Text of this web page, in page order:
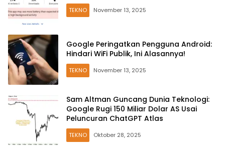
TEKNO November 13, 2025
Google Peringatkan Pengguna Android:
Hindari WiFi Publik, Ini Alasannya!
TEKNO November 13, 2025
Sam Altman Guncang Dunia Teknologi:
Google Rugi 150 Miliar Dolar AS Usai
Peluncuran ChatGPT Atlas
TEKNO Oktober 28, 2025